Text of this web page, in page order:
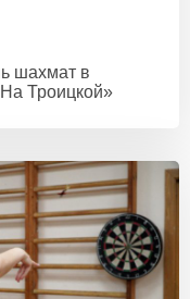
шахмат в
Троицкой»